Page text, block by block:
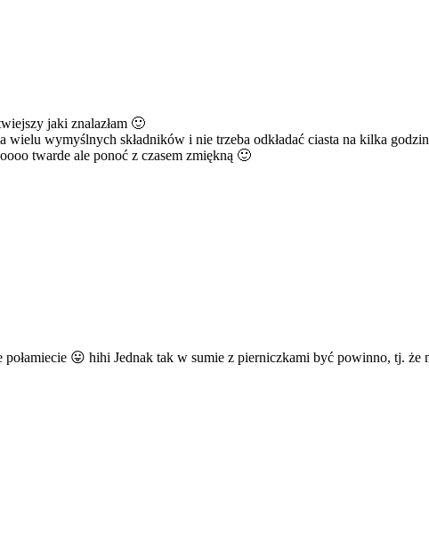
jaki znalazłam 🙂
wielu wymyślnych składników i nie trzeba odkładać ciasta na kilka
twarde ale ponoć z czasem zmiękną 🙂
połamiecie 😛 hihi Jednak tak w sumie z pierniczkami być powinno, tj. że